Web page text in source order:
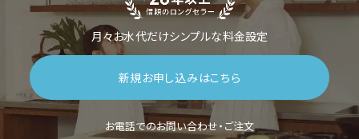
月々お水代だけシンプルな料金設定
新規お申し込みはこちら
お電話でのお問い合わせ・ご注文